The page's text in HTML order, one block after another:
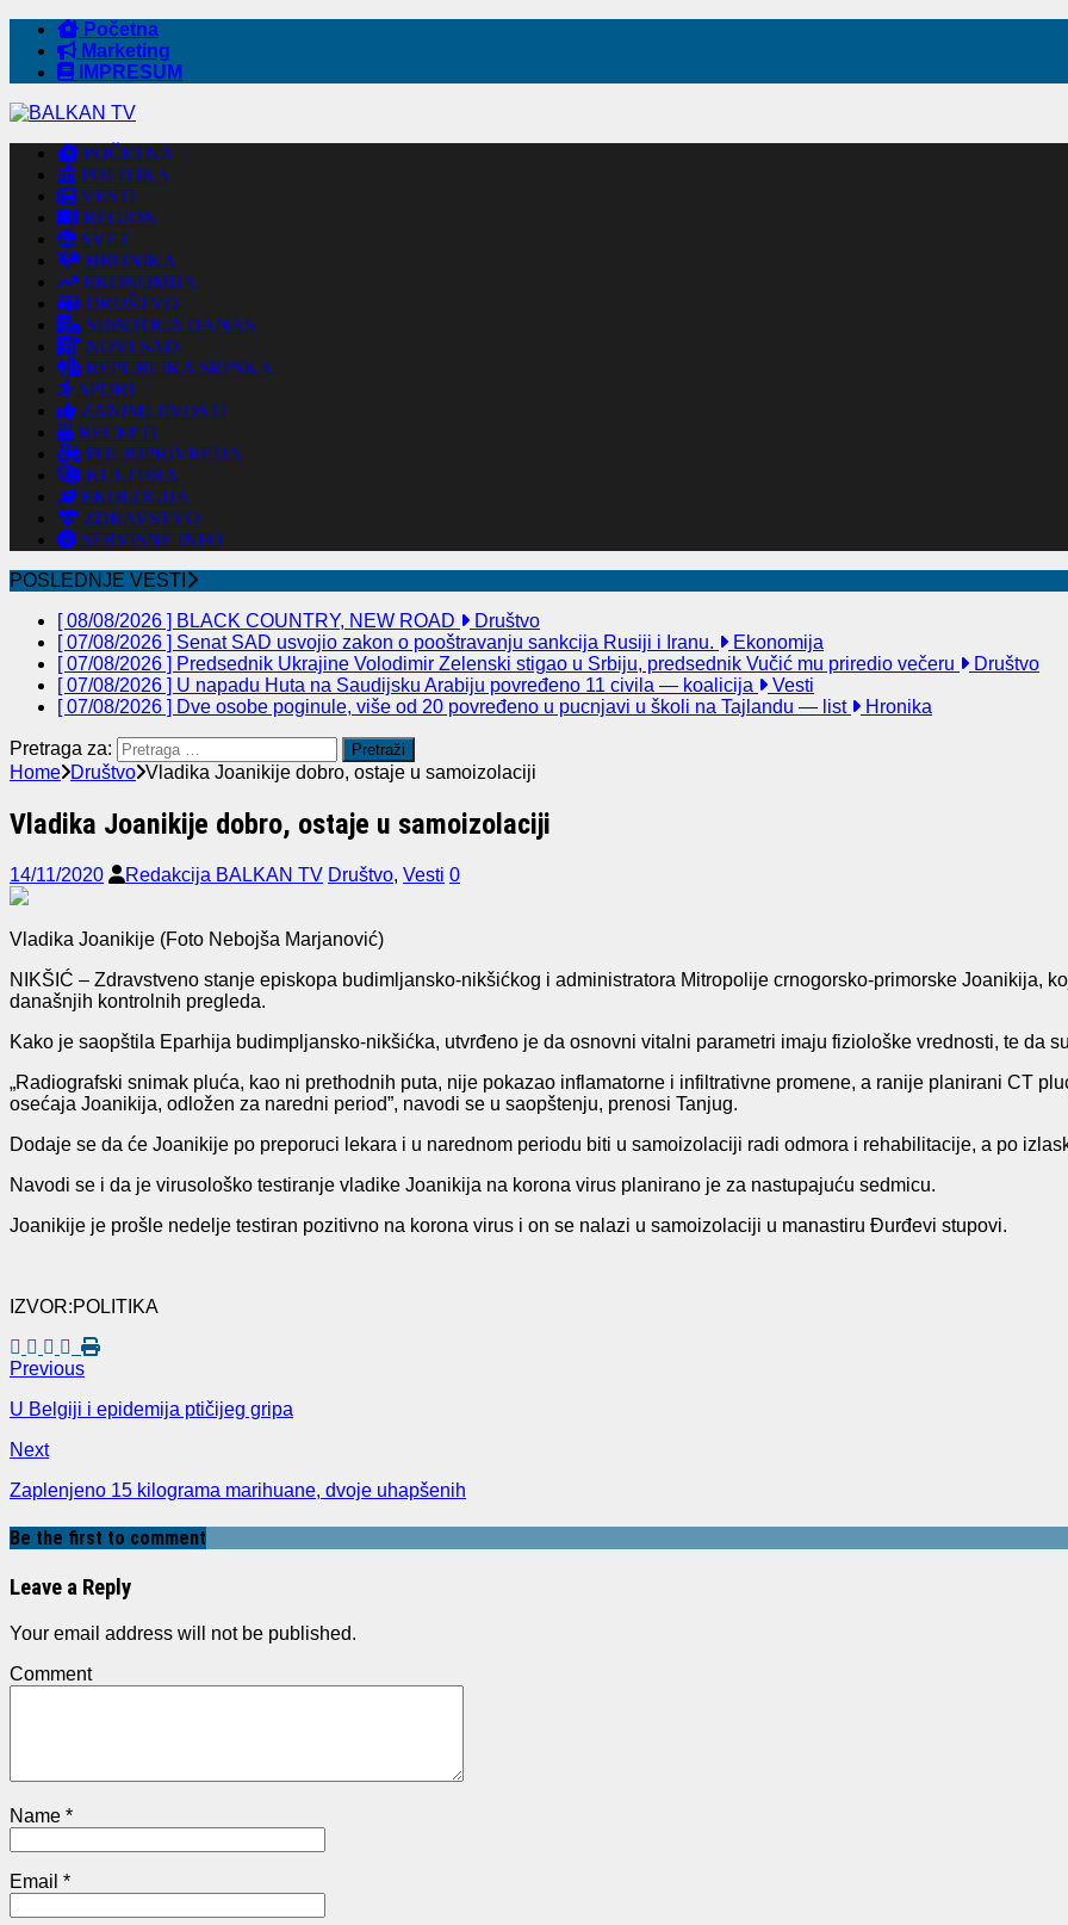
Početna
Marketing
IMPRESUM
POČETNA
POLITIKA
VESTI
REGION
SVET
HRONIKA
EKONOMIJA
DRUŠTVO
SUBOTICA DANAS
NOVI SAD
REPUBLIKA SRPSKA
SPORT
ZANIMLJIVOSTI
RECEPTI
POLJOPRIVREDA
KULTURA
EKOLOGIJA
ZDRAVSTVO
SERVISNE INFO
POSLEDNJE VESTI
[ 08/08/2026 ] BLACK COUNTRY, NEW ROAD
Društvo
[ 07/08/2026 ] Senat SAD usvojio zakon o pooštravanju sankcija Rusiji i Iranu.
Ekonomija
[ 07/08/2026 ] Predsednik Ukrajine Volodimir Zelenski stigao u Srbiju, predsednik Vučić mu priredio večeru
Društvo
[ 07/08/2026 ] U napadu Huta na Saudijsku Arabiju povređeno 11 civila — koalicija
Vesti
[ 07/08/2026 ] Dve osobe poginule, više od 20 povređeno u pucnjavi u školi na Tajlandu — list Hronika
Pretraga za:
Home Društvo Vladika Joanikije dobro, ostaje u samoizolaciji
Vladika Joanikije dobro, ostaje u samoizolaciji
14/11/2020 Redakcija BALKAN TV Društvo, Vesti 0
Vladika Joanikije (Foto Nebojša Marjanović)
NIKŠIĆ – Zdravstveno stanje episkopa budimljansko-nikšićkog i administratora Mitropolije crnogorsko-primorske Joanikija,
današnjih kontrolnih pregleda.
Kako je saopštila Eparhija budimpljansko-nikšićka, utvrđeno je da osnovni vitalni parametri imaju fiziološke vrednosti, te da
„Radiografski snimak pluća, kao ni prethodnih puta, nije pokazao inflamatorne i infiltrativne promene, a ranije planirani CT
osećaja Joanikija, odložen za naredni period”, navodi se u saopštenju, prenosi Tanjug.
Dodaje se da će Joanikije po preporuci lekara i u narednom periodu biti u samoizolaciji radi odmora i rehabilitacije, a po
Navodi se i da je virusološko testiranje vladike Joanikija na korona virus planirano je za nastupajuću sedmicu.
Joanikije je prošle nedelje testiran pozitivno na korona virus i on se nalazi u samoizolaciji u manastiru Đurđevi stupovi.
IZVOR:POLITIKA
Previous
U Belgiji i epidemija ptičijeg gripa
Next
Zaplenjeno 15 kilograma marihuane, dvoje uhapšenih
Be the first to comment
Leave a Reply
Your email address will not be published.
Comment
Name *
Email *